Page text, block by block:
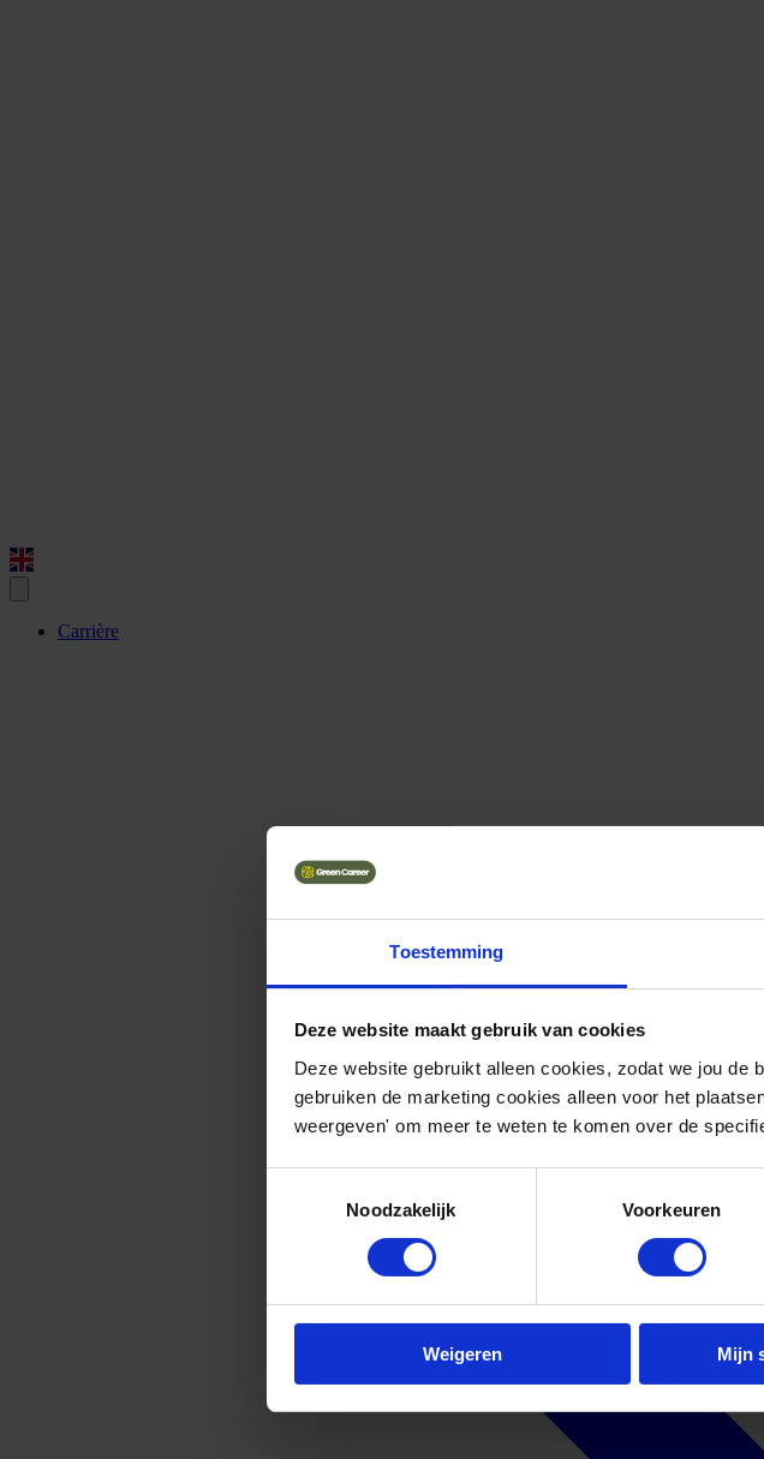
Toestemming
Deze website maakt gebruik van cookies
Deze website gebruikt alleen cookies, zodat we jou de
gebruiken de marketing cookies alleen voor het
weergeven' om meer te weten te komen over de
Noodzakelijk
Voorkeuren
Weigeren Mijn
Carrière